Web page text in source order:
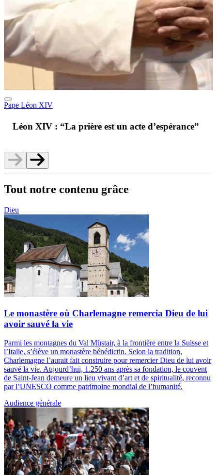
Pape Léon XIV
Léon XIV : “La prière est un acte d’espérance”
Tout notre contenu grâce
Dieu
Le monastère où Charlemagne remercia Dieu de lui
avoir sauvé la vie
Parmi les montagnes du Val Müstair, à la frontière entre la Suisse et
l’Italie, s’élève un monastère bénédictin. Selon la tradition,
Charlemagne l’aurait fait construire pour remercier Dieu de lui avoir
sauvé la vie. Aujourd’hui, 1.250 ans après sa fondation, le couvent
de Saint-Jean demeure un lieu vivant d’art et de spiritualité, reconnu
par l’UNESCO comme patrimoine mondial de l’humanité.
Audience générale